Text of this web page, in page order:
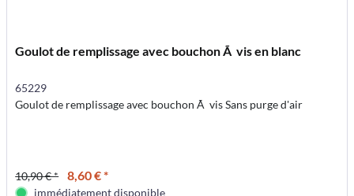
Goulot de remplissage avec bouchon Ã vis en blanc
65229
Goulot de remplissage avec bouchon Ã vis Sans purge d'air
10,90 € * 8,60 € *
immédiatement disponible